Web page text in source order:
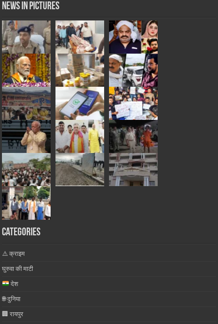
News in Pictures
Categories
⚠️ क्राइम
घुरुवा की माटी
देश
🌐 दुनिया
🏢 रायपुर